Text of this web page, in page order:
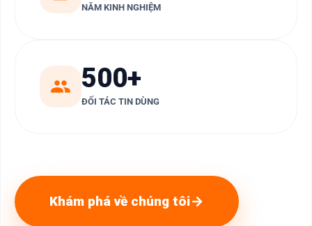
NĂM KINH NGHIỆM
500+
ĐỐI TÁC TIN DÙNG
Khám phá về chúng tôi